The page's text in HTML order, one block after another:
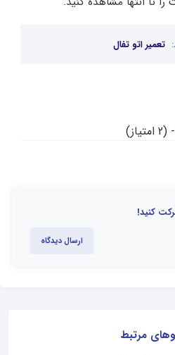
مرتبط
تعمیر اتو تفال
کنید!
ارسال دیدگاه